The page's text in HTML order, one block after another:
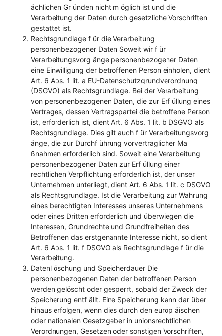
ächlichen Gr ünden nicht m öglich ist und die
Verarbeitung der Daten durch gesetzliche Vorschriften
gestattet ist.
Rechtsgrundlage f ür die Verarbeitung
personenbezogener Daten Soweit wir f ür
Verarbeitungsvorg änge personenbezogener Daten
eine Einwilligung der betroffenen Person einholen, dient
Art. 6 Abs. 1 lit. a EU-Datenschutzgrundverordnung
(DSGVO) als Rechtsgrundlage. Bei der Verarbeitung
von personenbezogenen Daten, die zur Erf üllung eines
Vertrages, dessen Vertragspartei die betroffene Person
ist, erforderlich ist, dient Art. 6 Abs. 1 lit. b DSGVO als
Rechtsgrundlage. Dies gilt auch f ür Verarbeitungsvorg
änge, die zur Durchf ührung vorvertraglicher Ma
ßnahmen erforderlich sind. Soweit eine Verarbeitung
personenbezogener Daten zur Erf üllung einer
rechtlichen Verpflichtung erforderlich ist, der unser
Unternehmen unterliegt, dient Art. 6 Abs. 1 lit. c DSGVO
als Rechtsgrundlage. Ist die Verarbeitung zur Wahrung
eines berechtigten Interesses unseres Unternehmens
oder eines Dritten erforderlich und überwiegen die
Interessen, Grundrechte und Grundfreiheiten des
Betroffenen das erstgenannte Interesse nicht, so dient
Art. 6 Abs. 1 lit. f DSGVO als Rechtsgrundlage f ür die
Verarbeitung.
Datenl öschung und Speicherdauer Die
personenbezogenen Daten der betroffenen Person
werden gelöscht oder gesperrt, sobald der Zweck der
Speicherung entf ällt. Eine Speicherung kann dar über
hinaus erfolgen, wenn dies durch den europ äischen
oder nationalen Gesetzgeber in unionsrechtlichen
Verordnungen, Gesetzen oder sonstigen Vorschriften,